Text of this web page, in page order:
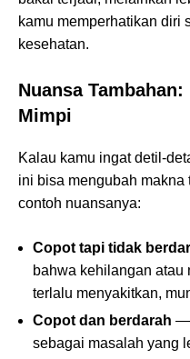
kamu memperhatikan diri
kesehatan.
Nuansa
Mimpi
Kalau kamu ingat detil-
ini bisa mengubah
contoh nuansanya:
Copot tapi tidak
bahwa kehilangan atau
terlalu menyakitkan,
Copot dan berdarah —
sebagai masalah yang